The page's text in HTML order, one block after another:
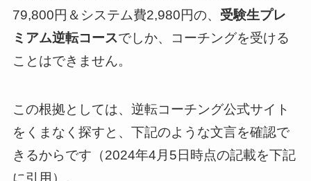
79,800円＆システム費2,980円の、 受験生プレ
ミアム逆転コースでしか、コーチングを受ける
ことはできません。
この根拠としては、逆転コーチング公式サイト
をくまなく探すと、下記のような文言を確認で
きるからです（2024年4月5日時点の記載を下記
に引用）。